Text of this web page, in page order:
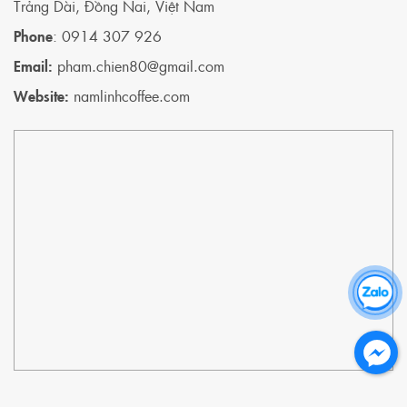
chúng tôi tự
tin mang
dòng máy
pha cafe
chính hãng
Trảng Dài, Đồng Nai, Việt Nam
Phone: 0914 307 926
Email: pham.chien80@gmail.com
Website: namlinhcoffee.com